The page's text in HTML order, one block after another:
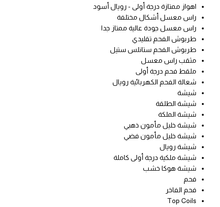
اهواز ممتازة درجة أولى - رويال أسود
راس معسل أشكال مختلفة
راس معسل جودة عالية ممتاز جدا
طربوش الفحم تقليدي
طربوش الفحم ستانلس ستيل
مثقب راس معسل
ملقط فحم درجة أولى
شعالة الفحم الكهربائية رويال
شيشة
شيشة الطلقة
شيشة الملكة
شيشة خليل مأمون ذهبي
شيشة خليل مأمون فضي
شيشة رويال
شيشة ملكية درجة أولى كاملة
شيشة هوكا خشب
فحم
فحم الفاخر
Top Coils